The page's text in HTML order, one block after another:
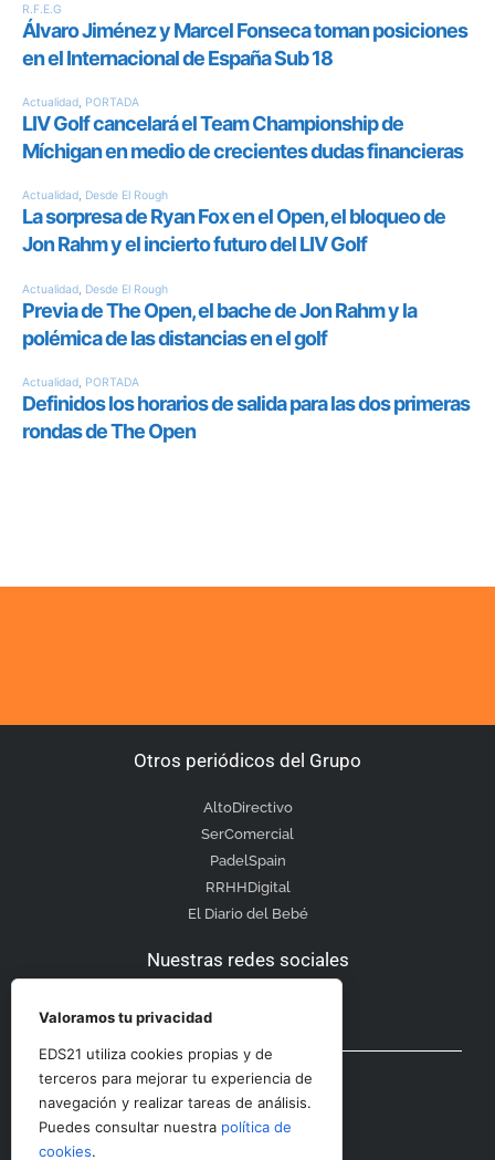
Otros periódicos del Grupo
AltoDirectivo
SerComercial
PadelSpain
RRHHDigital
El Diario del Bebé
Nuestras redes sociales
Otras secciones
Contacto
Valoramos tu privacidad
EDS21 utiliza cookies propias y de
terceros para mejorar tu experiencia de
navegación y realizar tareas de análisis.
Puedes consultar nuestra política de
cookies.